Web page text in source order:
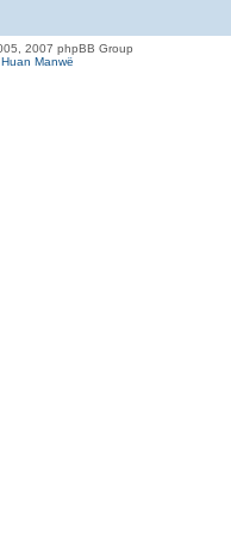
2007 phpBB Group
Huan Manwë